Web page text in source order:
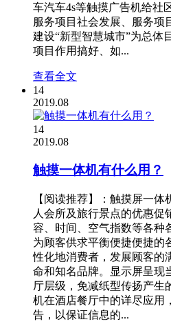
车汽车4s等触摸广告机给社
服务项目社会发展、服务项
建设“新型智慧城市”为总体
项目作用搞好、如...
查看全文
14
2019.08
14
2019.08
触摸一体机有什么用？
【阅读推荐】：触摸屏一
人会所及旅行景点的优惠促
容、时间、空气指数等各种
为顾客供求平衡便捷便捷的
性化地消费者，发展顾客的
命和知名品牌。显示屏呈现
厅层级，免减纸型传扬产生
机在酒店餐厅中的详尽应用
告，以保证信息的...